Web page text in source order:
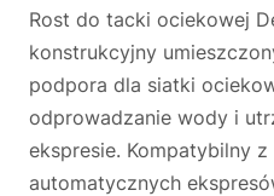
Rost do tacki ociekowej
konstrukcyjny
podpora dla siatki
odprowadzanie wody i
ekspresie. Kompatybilny z
automatycznych